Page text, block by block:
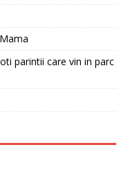
parintii care vin in parc